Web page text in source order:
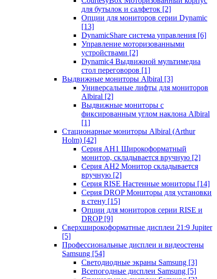
для бутылок и салфеток [2]
Опции для мониторов серии Dynamic
[13]
DynamicShare система управления [6]
Управление моторизованными
устройствами [2]
Dynamic4 Выдвижной мультимедиа
стол переговоров [1]
Выдвижные мониторы Albiral [3]
Универсальные лифты для мониторов
Albiral [2]
Выдвижные мониторы с
фиксированным углом наклона Albiral
[1]
Стационарные мониторы Albiral (Arthur
Holm) [42]
Серия AH1 Широкоформатный
монитор, складывается вручную [2]
Серия AH2 Монитор складывается
вручную [2]
Серия RISE Настенные мониторы [14]
Серия DROP Мониторы для установки
в стену [15]
Опции для мониторов серии RISE и
DROP [9]
Сверхширокоформатные дисплеи 21:9 Jupiter
[5]
Профессиональные дисплеи и видеостены
Samsung [54]
Светодиодные экраны Samsung [3]
Всепогодные дисплеи Samsung [5]